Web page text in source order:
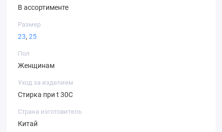
В ассортименте
Размер
23, 25
Пол
Женщинам
Уход за изделием
Стирка при t 30С
Страна изготовитель
Китай